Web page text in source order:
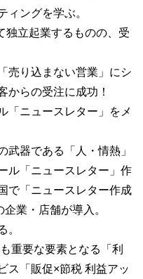
ィングを学ぶ。
独立起業するものの、受
売り込まない営業」にシ
からの受注に成功！
「ニュースレター」をメ
武器である「人・情熱」
ル「ニュースレター」作
で「ニュースレター作成
業・店舗が導入。
。
重要な要素となる「利
ス「販促×節税 利益アッ